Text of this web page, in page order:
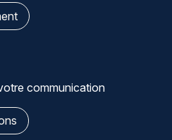
communication